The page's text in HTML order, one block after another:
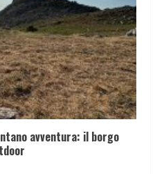
avventura: il borgo